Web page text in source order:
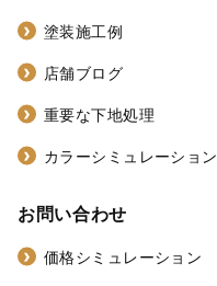
塗装施工例
店舗ブログ
重要な下地処理
カラーシミュレーション
お問い合わせ
価格シミュレーション